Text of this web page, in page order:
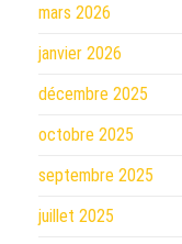
mars 2026
janvier 2026
décembre 2025
octobre 2025
septembre 2025
juillet 2025